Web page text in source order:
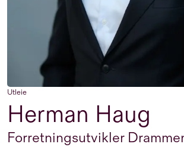
Utleie
Herman Haug
Forretningsutvikler